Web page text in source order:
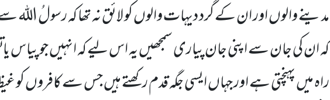
مدینے والوں اور ان کے گرد دیہات والوں کو لائق نہ تھا کہ رسولُ اللہ سے
کہ ان کی جان سے اپنی جان پیاری سمجھیں یہ اس لیے کہ انہیں جو پیاس یا
راہ میں پہنچتی ہے اور جہاں ایسی جگہ قدم رکھتے ہیں جس سے کافروں کو